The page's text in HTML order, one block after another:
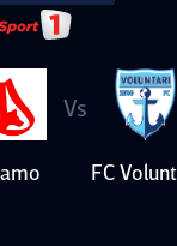
Petrolul